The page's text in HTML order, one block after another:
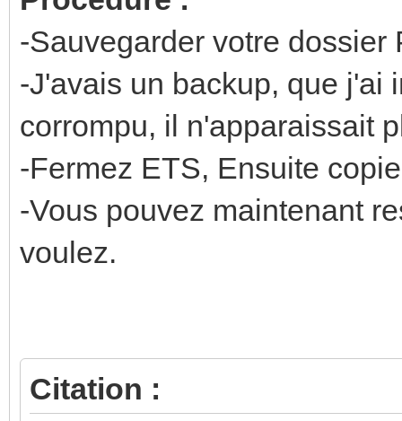
-Sauvegarder votre
-J'avais un backup, que j'ai
corrompu, il n'apparaissait
-Fermez ETS, Ensuite
-Vous pouvez maintenant
voulez.
Citation :